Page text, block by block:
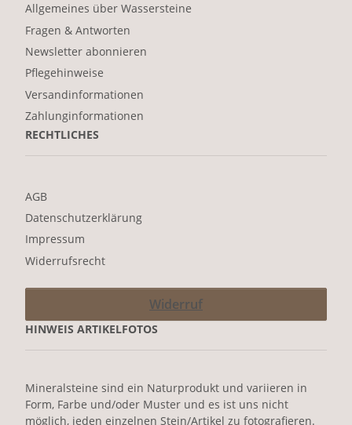
Allgemeines über Wassersteine
Fragen & Antworten
Newsletter abonnieren
Pflegehinweise
Versandinformationen
Zahlunginformationen
RECHTLICHES
AGB
Datenschutzerklärung
Impressum
Widerrufsrecht
Widerruf
HINWEIS ARTIKELFOTOS
Mineralsteine sind ein Naturprodukt und variieren in
Form, Farbe und/oder Muster und es ist uns nicht
möglich, jeden einzelnen Stein/Artikel zu fotografieren.